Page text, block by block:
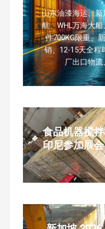
山东油漆海运、
航、WHL万海大
件700KG限重、
销、12-15天全程
厂出口物
食品机器搅
印尼参加展